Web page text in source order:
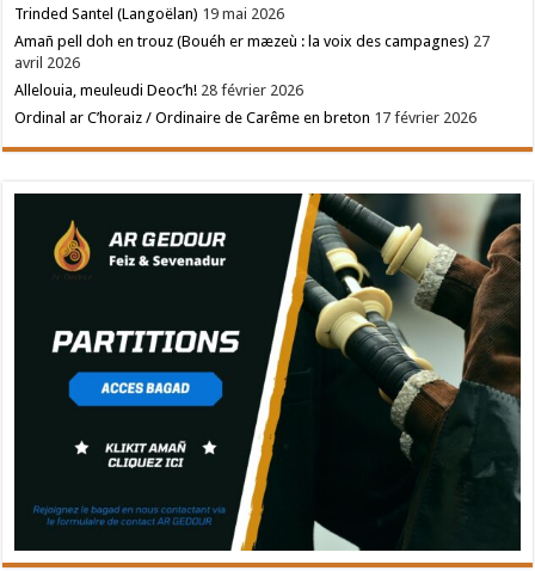
Trinded Santel (Langoëlan) 19 mai 2026
Amañ pell doh en trouz (Bouéh er mæzeù : la voix des campagnes) 27
avril 2026
Allelouia, meuleudi Deoc’h! 28 février 2026
Ordinal ar C’horaiz / Ordinaire de Carême en breton 17 février 2026